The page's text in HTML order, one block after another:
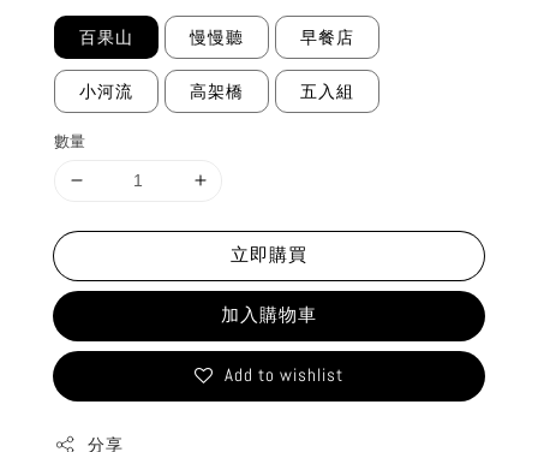
百果山 慢慢聽 早餐店
小河流 高架橋 五入組
數量
立即購買
加入購物車
Add to wishlist
分享